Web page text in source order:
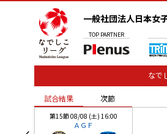
一般社団法人日本女
TOP PARTNER
なで
試合結果 次節
第15節 08/08 (土) 16:00
ＡＧＦ